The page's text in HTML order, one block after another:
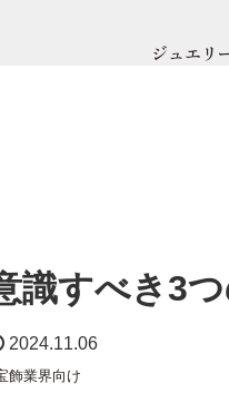
ジュエリ
識すべき3
2024.11.06
飾業界向け